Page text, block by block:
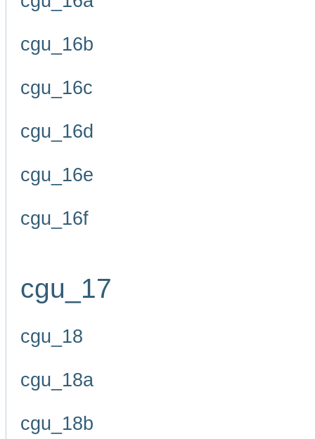
cgu_16b
cgu_16c
cgu_16d
cgu_16e
cgu_16f
cgu_17
cgu_18
cgu_18a
cgu_18b